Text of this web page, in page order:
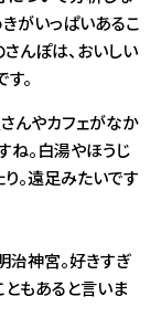
がいっぱいあるこ
んぽは、おいしい
。
んやカフェがなか
ね。白湯やほうじ
。遠足みたいです
治神宮。好きすぎ
もあると言いま